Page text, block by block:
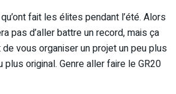
fait les élites pendant l’été. Alors
pas d’aller battre un record, mais ça
vous organiser un projet un peu plus
original. Genre aller faire le GR20